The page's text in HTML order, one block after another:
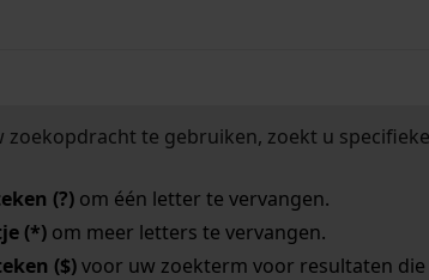
zoekopdracht te gebruiken, zoekt u
(?)om één letter te vervangen.
(*)om meer letters te vervangen.
($)voor uw zoekterm voor resultaten die